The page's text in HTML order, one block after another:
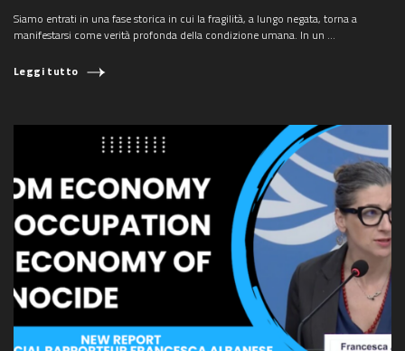
Siamo entrati in una fase storica in cui la fragilità, a lungo negata, torna a
manifestarsi come verità profonda della condizione umana. In un ...
Leggi tutto COSA STAI CERCANDO?